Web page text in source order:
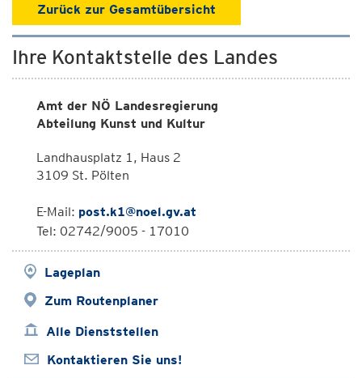
Zurück zur Gesamtübersicht
Ihre Kontaktstelle des Landes
Amt der NÖ Landesregierung
Abteilung Kunst und Kultur
Landhausplatz 1, Haus 2
3109 St. Pölten
E-Mail: post.k1@noel.gv.at
Tel: 02742/9005 - 17010
Lageplan
Zum Routenplaner
Alle Dienststellen
Kontaktieren Sie uns!